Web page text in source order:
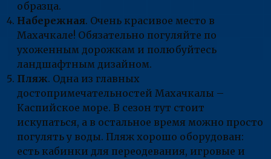
образца.
Набережная. Очень красивое место в
Махачкале! Обязательно погуляйте по
ухоженным дорожкам и полюбуйтесь
ландшафтным дизайном.
Пляж. Одна из главных
достопримечательностей Махачкалы –
Каспийское море. В сезон тут стоит
искупаться, а в остальное время можно просто
погулять у воды. Пляж хорошо оборудован:
есть кабинки для переодевания, игровые и